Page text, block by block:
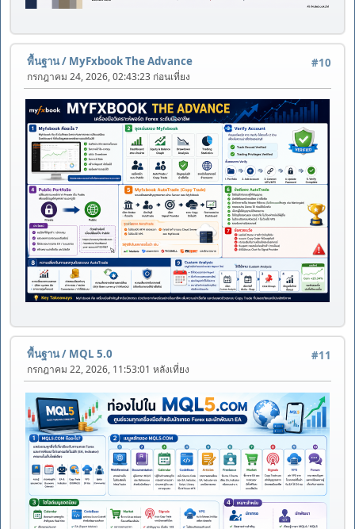
#10
พื้นฐาน/ MyFxbook The Advance
กรกฎาคม 24, 2026, 02:43:23 ก่อนเที่ยง
#11
พื้นฐาน/ MQL 5.0
กรกฎาคม 22, 2026, 11:53:01 หลังเที่ยง